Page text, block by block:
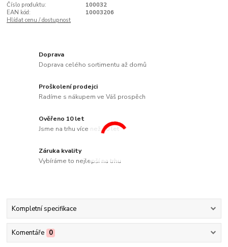
Číslo produktu:
100032
EAN kód:
10003206
Hlídat cenu / dostupnost
Doprava
Doprava celého sortimentu až domů
Proškolení prodejci
Radíme s nákupem ve Váš prospěch
Ověřeno 10 let
Jsme na trhu více než 10 let
Záruka kvality
Vybíráme to nejlepší na trhu
Kompletní specifikace
Komentáře 0